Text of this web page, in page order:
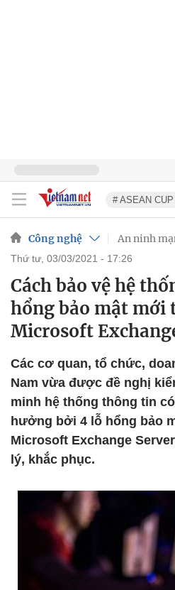
# ASEAN
Công nghệ An ninh
thứ tư, 03/03/2021 - 17:26
Cách bảo vệ hệ
hổng bảo mật mới
Microsoft
Các cơ quan, tổ chức,
Nam vừa được đề nghị
minh hệ thống thông tin
hưởng bởi 4 lỗ hổng bảo
Microsoft Exchange
lý, khắc phục.